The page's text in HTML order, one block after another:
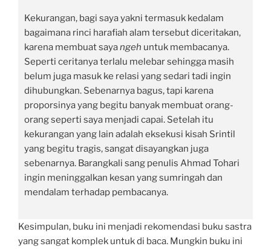
Kekurangan, bagi saya yakni termasuk kedalam
bagaimana rinci harafiah alam tersebut diceritakan,
karena membuat sayangeh untuk membacanya.
Seperti ceritanya terlalu melebar sehingga masih
belum juga masuk ke relasi yang sedari tadi ingin
dihubungkan. Sebenarnya bagus, tapi karena
proporsinya yang begitu banyak membuat orang-
orang seperti saya menjadi capai. Setelah itu
kekurangan yang lain adalah eksekusi kisah Srintil
yang begitu tragis, sangat disayangkan juga
sebenarnya. Barangkali sang penulis Ahmad Tohari
ingin meninggalkan kesan yang sumringah dan
mendalam terhadap pembacanya.
Kesimpulan, buku ini menjadi rekomendasi buku sastra
yang sangat komplek untuk di baca. Mungkin buku ini